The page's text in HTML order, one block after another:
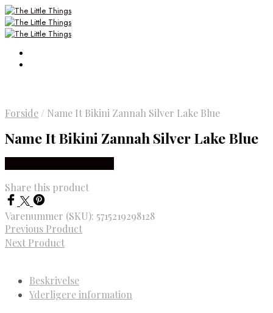
Forside / Name It Bikini Zannah Silver Lake Blue
Name It Bikini Zannah Silver Lake Blue
Share this product
Varenummer (SKU): 5715219298128
Previous Product
Next Product
Beskrivelse
Yderligere information